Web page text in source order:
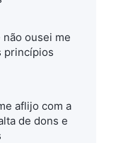
não ousei me
princípios
aflijo com a
de dons e